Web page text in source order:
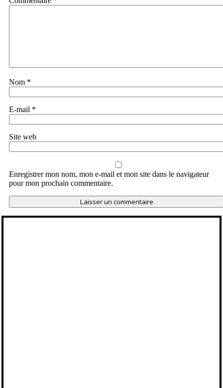
Nom *
E-mail *
Site web
Enregistrer mon nom, mon e-mail et mon site dans le navigateur
pour mon prochain commentaire.